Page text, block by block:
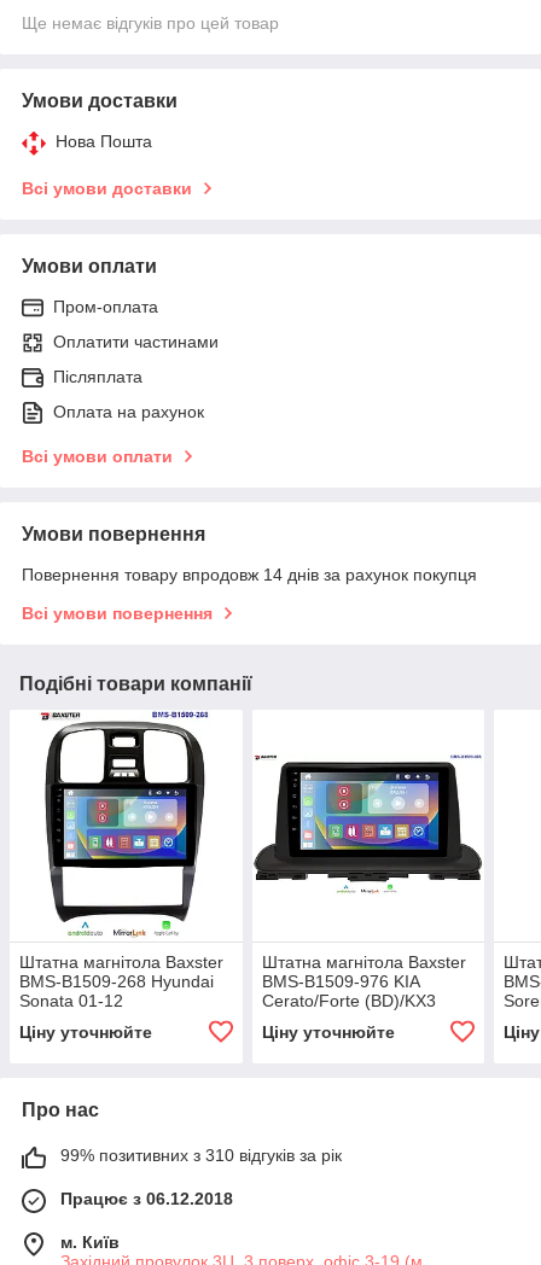
Ще немає відгуків про цей товар
Умови доставки
Нова Пошта
Всі умови доставки
Умови оплати
Пром-оплата
Оплатити частинами
Післяплата
Оплата на рахунок
Всі умови оплати
Умови повернення
Повернення товару впродовж 14 днів за рахунок покупця
Всі умови повернення
Подібні товари компанії
Штатна магнітола Baxster
BMS-B1509-268 Hyundai
Sonata 01-12
Ціну уточнюйте
Штатна магнітола Baxster
BMS-B1509-976 KIA
Cerato/Forte (BD)/KX3
Ціну уточнюйте
Про нас
99% позитивних з 310 відгуків за рік
Працює з 06.12.2018
м. Київ